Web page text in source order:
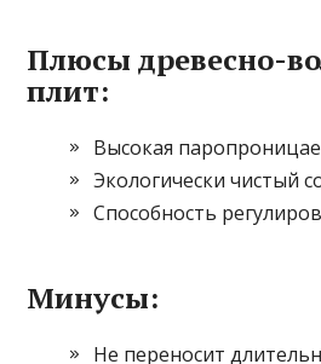
Плюсы древесно-
плит:
Высокая
Экологически чистый
Способность
Минусы:
Не переносит